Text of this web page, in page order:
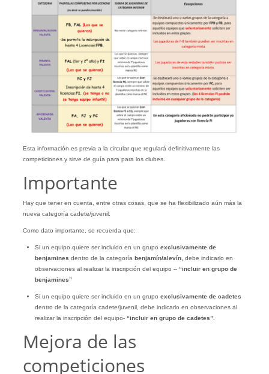
Esta información es previa a la circular que regulará definitivamente las
competiciones y sirve de guía para para los clubes.
Importante
Hay que tener en cuenta, entre otras cosas, que se ha flexibilizado aún más la
nueva categoría cadete/juvenil.
Como dato importante, se recuerda que:
Si un equipo quiere ser incluido en un grupo exclusivamente de
benjamines dentro de la categoría benjamín/alevín, debe indicarlo en
observaciones al realizar la inscripción del equipo –“incluir en grupo de
benjamines”
Si un equipo quiere ser incluido en un grupo exclusivamente de cadetes
dentro de la categoría cadete/juvenil, debe indicarlo en observaciones al
realizar la inscripción del equipo- “incluir en grupo de cadetes”.
Mejora de las
competiciones